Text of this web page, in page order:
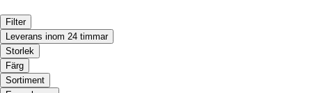
Filter
Leverans inom 24 timmar
Storlek
Färg
Sortiment